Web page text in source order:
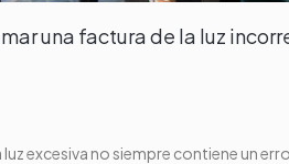
una factura de la luz
luz excesiva no siempre contiene un